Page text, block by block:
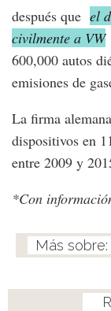
después que el
civilmente a VW
600,000 autos
emisiones de
La firma
dispositivos en
entre 2009 y
*Con